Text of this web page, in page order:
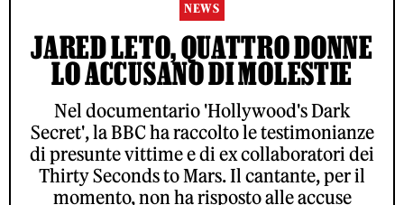
NEWS
JARED LETO, QUATTRO DONNE
LO ACCUSANO DI MOLESTIE
Nel documentario 'Hollywood's Dark
Secret', la BBC ha raccolto le testimonianze
di presunte vittime e di ex collaboratori dei
Thirty Seconds to Mars. Il cantante, per il
momento, non ha risposto alle accuse